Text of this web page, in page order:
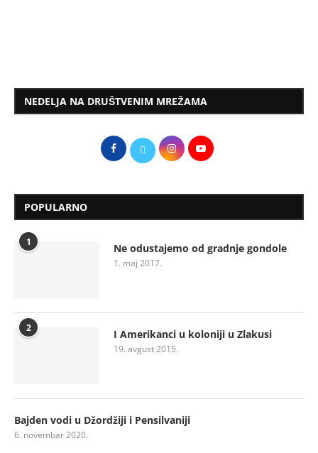
NEDELJA NA DRUŠTVENIM MREŽAMA
POPULARNO
1 Ne odustajemo od gradnje gondole
1. maj 2017.
2 I Amerikanci u koloniji u Zlakusi
19. avgust 2015.
Bajden vodi u Džordžiji i Pensilvaniji
6. novembar 2020.